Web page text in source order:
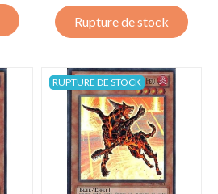
Rupture de stock
RUPTURE DE STOCK